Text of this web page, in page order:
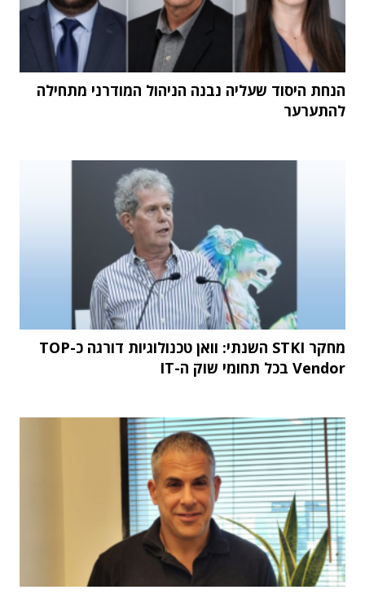
הנחת היסוד שעליה נבנה הניהול המודרני מתחילה
להתערער
מחקר STKI השנתי: וואן טכנולוגיות דורגה כ-TOP
Vendor בכל תחומי שוק ה-IT